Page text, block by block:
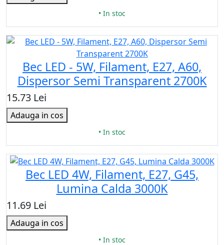
• In stoc
Bec LED - 5W, Filament, E27, A60,
Dispersor Semi Transparent 2700K
15.73 Lei
Adauga in cos
• In stoc
Bec LED 4W, Filament, E27, G45,
Lumina Calda 3000K
11.69 Lei
Adauga in cos
• In stoc